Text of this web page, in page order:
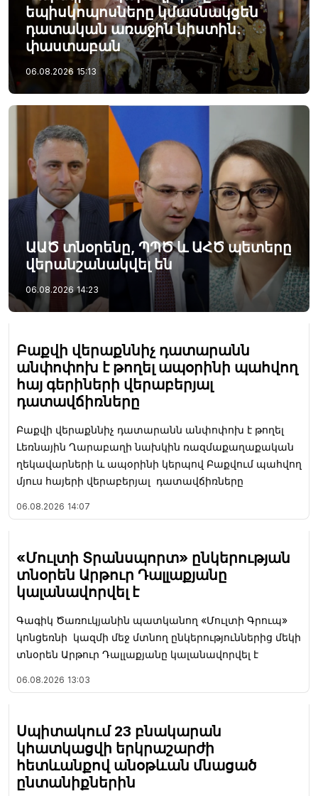
եպիսկոպոսները կմասնակցեն
դատական առաջին նիստին․
փաստաբան
06.08.2026 15:13
ԱԱԾ տնօրենը, ՊՊԾ և ԱՀԾ պետերը
վերանշանակվել են
06.08.2026 14:23
Բաքվի վերաքննիչ դատարանն
անփոփոխ է թողել ապօրինի պահվող
հայ գերիների վերաբերյալ
դատավճիռները
Բաքվի վերաքննիչ դատարանն անփոփոխ է թողել
Լեռնային Ղարաբաղի նախկին ռազմաքաղաքական
ղեկավարների և ապօրինի կերպով Բաքվում պահվող
մյուս հայերի վերաբերյալ դատավճիռները
06.08.2026 14:07
«Մուլտի Տրանսպորտ» ընկերության
տնօրեն Արթուր Դալլաքյանը
կալանավորվել է
Գագիկ Ծառուկյանին պատկանող «Մուլտի Գրուպ»
կոնցեռնի կազմի մեջ մտնող ընկերություններից մեկի
տնօրեն Արթուր Դալլաքյանը կալանավորվել է
06.08.2026 13:03
Սպիտակում 23 բնակարան
կհատկացվի երկրաշարժի
հետևանքով անօթևան մնացած
ընտանիքներին